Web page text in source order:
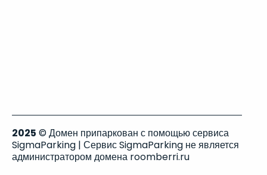
2025 © Домен припаркован с помощью сервиса
SigmaParking | Сервис SigmaParking не является
администратором домена roomberri.ru